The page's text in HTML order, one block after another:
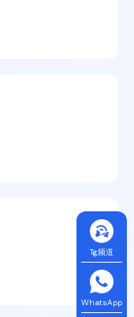
Tg频道
WhatsApp